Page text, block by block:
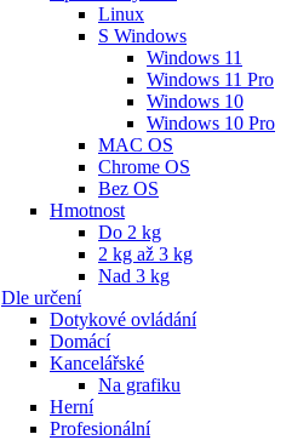
Linux
S Windows
Windows 11
Windows 11 Pro
Windows 10
Windows 10 Pro
MAC OS
Chrome OS
Bez OS
Hmotnost
Do 2 kg
2 kg až 3 kg
Nad 3 kg
Dle určení
Dotykové ovládání
Domácí
Kancelářské
Na grafiku
Herní
Profesionální